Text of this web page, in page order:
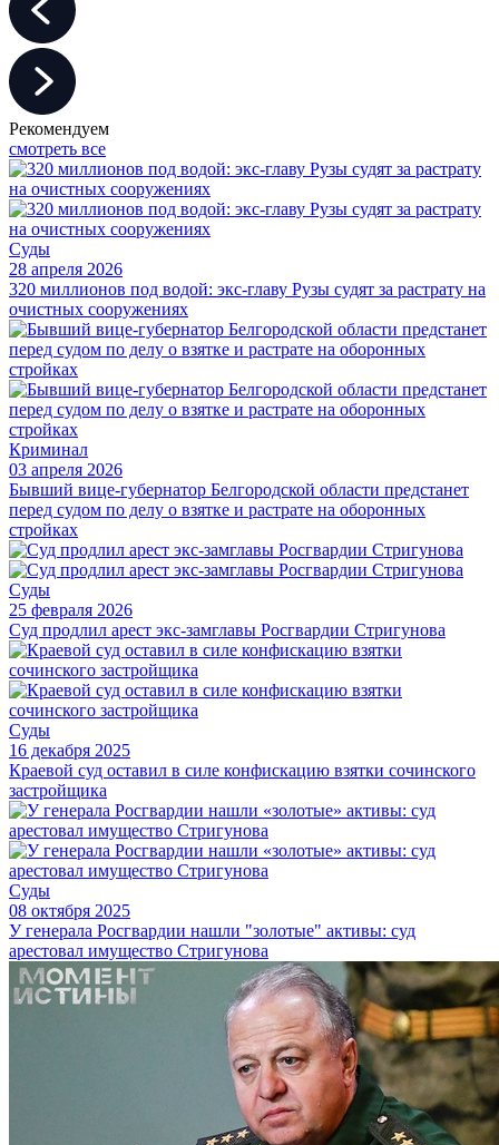
Рекомендуем
смотреть все
Суды
28 апреля 2026
320 миллионов под водой: экс-главу Рузы судят за растрату на
очистных сооружениях
Криминал
03 апреля 2026
Бывший вице-губернатор Белгородской области предстанет
перед судом по делу о взятке и растрате на оборонных
стройках
Суды
25 февраля 2026
Суд продлил арест экс-замглавы Росгвардии Стригунова
Суды
16 декабря 2025
Краевой суд оставил в силе конфискацию взятки сочинского
застройщика
Суды
08 октября 2025
У генерала Росгвардии нашли "золотые" активы: суд
арестовал имущество Стригунова